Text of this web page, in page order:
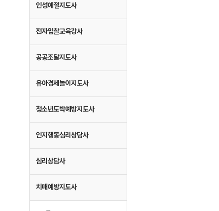
인성예절지도사
전자입찰교육강사
공공조달지도사
유아경제놀이지도사
청소년도박예방지도사
인지행동심리상담사
심리상담사
치매예방지도사